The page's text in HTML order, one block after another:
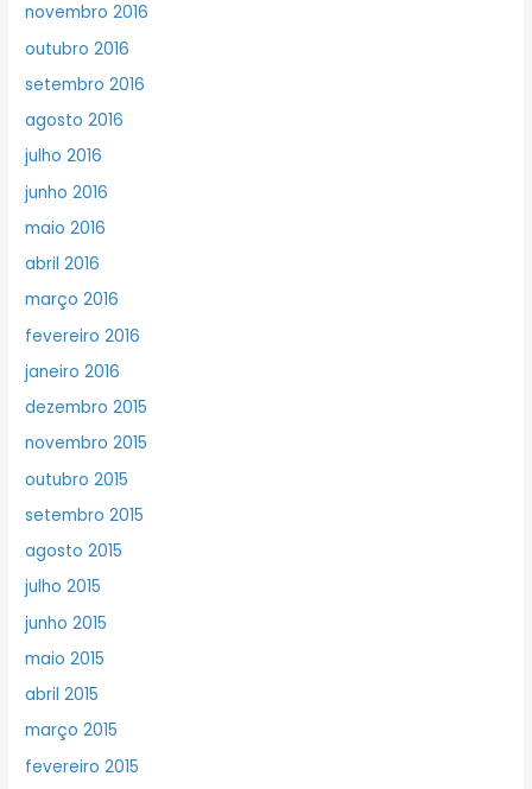
novembro 2016
outubro 2016
setembro 2016
agosto 2016
julho 2016
junho 2016
maio 2016
abril 2016
março 2016
fevereiro 2016
janeiro 2016
dezembro 2015
novembro 2015
outubro 2015
setembro 2015
agosto 2015
julho 2015
junho 2015
maio 2015
abril 2015
março 2015
fevereiro 2015